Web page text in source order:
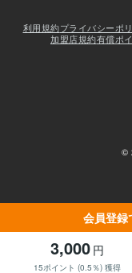
会員登録
3,000 円
15ポイント (0.5％) 獲得